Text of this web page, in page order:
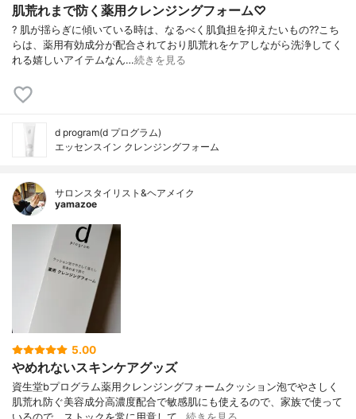
肌荒れまで防く薬用クレンジングフォーム♡
? 肌が揺らぎに傾いている時は、なるべく肌負担を抑えたいもの?? こち
らは、薬用有効成分が配合されており肌荒れをケアしながら洗浄してく
れる嬉しいアイテムなん…続きを見る
d program(d プログラム)
エッセンスイン クレンジングフォーム
サロンスタイリスト&ヘアメイク
yamazoe
5.00
やめれないスキンケアグッズ
資生堂bプログラム薬用クレンジングフォームクッション泡でやさしく
肌荒れ防ぐ美容成分高濃度配合で敏感肌にも使えるので、家族で使って